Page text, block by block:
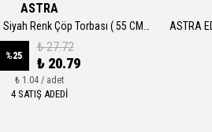
ASTRA
ASTRA EDT Orta Siyah Renk Çöp Torbası ( 55 CM. X 60 CM. ) 20 Adet
%25
₺ 27.72
₺ 20.79
₺ 1.04 / adet
4 SATIŞ ADEDİ